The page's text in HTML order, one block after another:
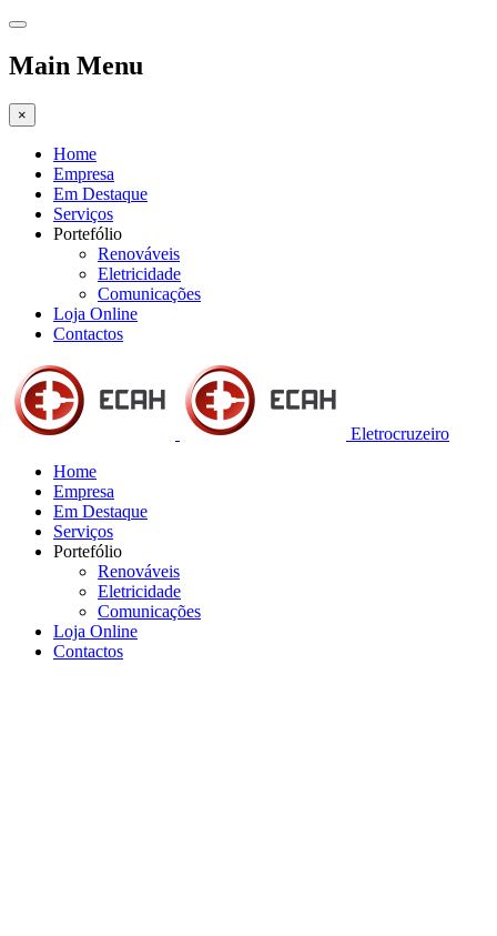
Main Menu
×
Home
Empresa
Em Destaque
Serviços
Portefólio
Renováveis
Eletricidade
Comunicações
Loja Online
Contactos
Eletrocruzeiro
Home
Empresa
Em Destaque
Serviços
Portefólio
Renováveis
Eletricidade
Comunicações
Loja Online
Contactos